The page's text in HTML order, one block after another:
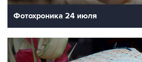
Фотохроника 24 июля